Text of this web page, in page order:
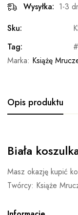
Wysyłka: 1-3
Sku:
Tag:
Marka: Książę
Opis produktu
Biała
Masz okazję kupić
Twórcy: Książe